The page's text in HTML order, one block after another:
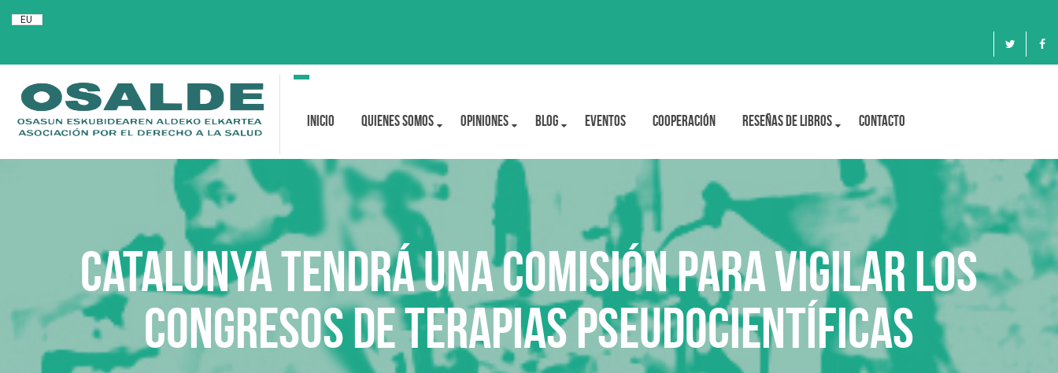
EU
Toggle
Inicio Quienes Somos OPINIONES BLOG Eventos Cooperación Reseñas de libros Contacto
Catalunya tendrá una comisión para vigilar los
congresos de terapias pseudocientíficas